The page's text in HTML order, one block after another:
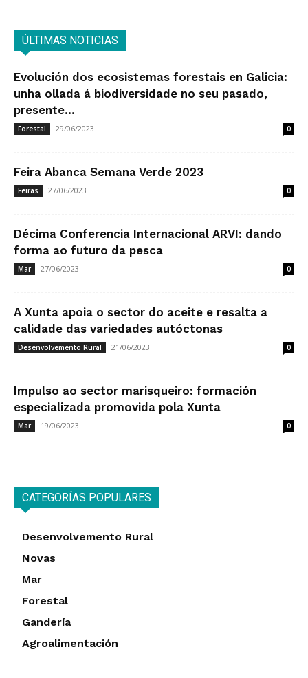
ÚLTIMAS NOTICIAS
Evolución dos ecosistemas forestais en Galicia:
unha ollada á biodiversidade no seu pasado,
presente...
Forestal 29/06/2023 0
Feira Abanca Semana Verde 2023
Feiras 27/06/2023 0
Décima Conferencia Internacional ARVI: dando
forma ao futuro da pesca
Mar 27/06/2023 0
A Xunta apoia o sector do aceite e resalta a
calidade das variedades autóctonas
Desenvolvemento Rural 21/06/2023 0
Impulso ao sector marisqueiro: formación
especializada promovida pola Xunta
Mar 19/06/2023 0
CATEGORÍAS POPULARES
Desenvolvemento Rural
Novas
Mar
Forestal
Gandería
Agroalimentación